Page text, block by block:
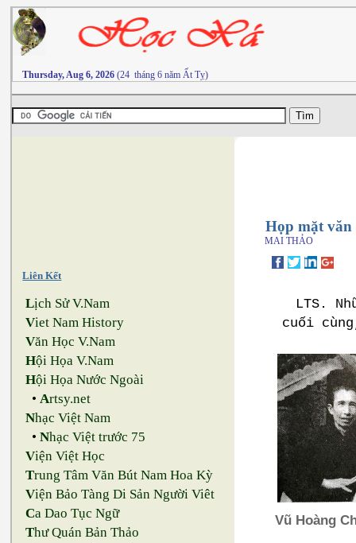
Thursday, Aug 6, 2026 (24 tháng 6 năm Ất Tỵ)
Liên Kết
Lịch Sử V.Nam
Viet Nam History
Văn Học V.Nam
Hội Họa V.Nam
Hội Họa Nước Ngoài
•Artsy.net
Nhạc Việt Nam
•Nhạc Việt trước 75
Viện Việt Học
Trung Tâm Văn Bút Nam Hoa Kỳ
Viện Bảo Tàng Di Sản Người Viêt
Ca Dao Tục Ngữ
Thư Quán Bản Thảo
Họp mặt
MAI THẢO
LTS.
cuối
Vũ Hoàng